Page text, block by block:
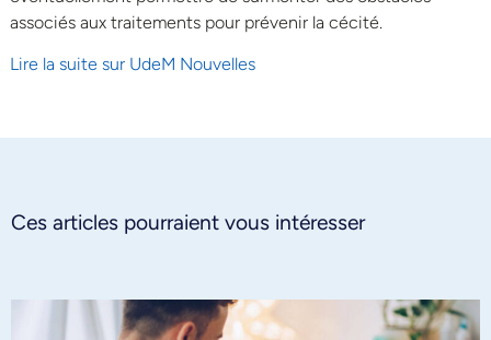
associés aux traitements pour prévenir la cécité.
Lire la suite sur UdeM Nouvelles
Ces articles pourraient vous intéresser